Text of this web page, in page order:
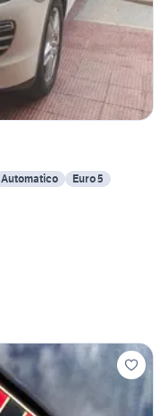
Automatico Euro 5